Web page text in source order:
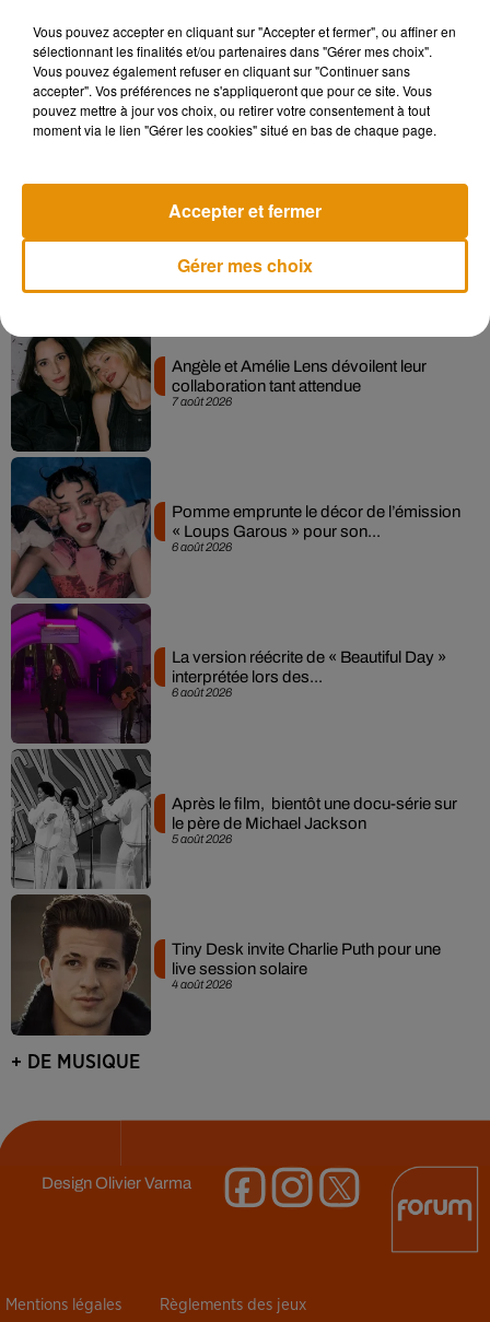
consommer avec modération.
Musique
Madonna sort enfin le remix de « Love
Sensation » avec Kylie Minogue
7 août 2026
Angèle et Amélie Lens dévoilent leur
collaboration tant attendue
6 août 2026
Pomme emprunte le décor de l’émission
« Loups Garous » pour son...
6 août 2026
La version réécrite de « Beautiful Day »
interprétée lors des...
5 août 2026
Après le film, bientôt une docu-série sur
le père de Michael Jackson
4 août 2026
Tiny Desk invite Charlie Puth pour une
live session solaire
+ DE MUSIQUE
DesignOlivier Varma
Mentions légales Règlements des jeux
Vous pouvez accepter en cliquant sur "Accepter et fermer", ou affiner en
sélectionnant les finalités et/ou partenaires dans "Gérer mes choix".
Vous pouvez également refuser en cliquant sur "Continuer sans
accepter". Vos préférences ne s'appliqueront que pour ce site. Vous
pouvez mettre à jour vos choix, ou retirer votre consentement à tout
moment via le lien "Gérer les cookies" situé en bas de chaque page.
Gérer mes choix
Accepter et fermer